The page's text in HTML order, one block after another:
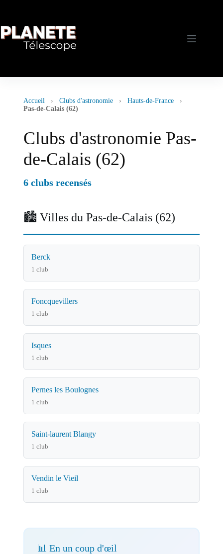
Accueil › Clubs d'astronomie › Hauts-de-France
›
Pas-de-Calais (62)
Clubs d'astronomie Pas-
de-Calais (62)
6 clubs recensés
🏙️ Villes du Pas-de-Calais (62)
Berck
1 club
Foncquevillers
1 club
Isques
1 club
Pernes les Boulognes
1 club
Saint-laurent Blangy
1 club
Vendin le Vieil
1 club
📊 En un coup d'œil